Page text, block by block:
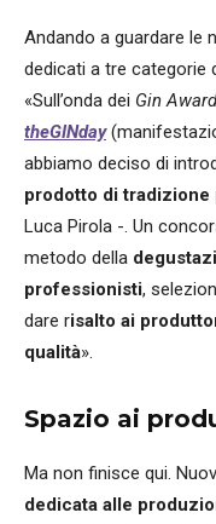
Andando a guardare le
dedicati a tre categorie
«Sull’onda dei Gin
theGINday
abbiamo deciso di
prodotto di tradizione
Luca Pirola -. Un
metodo della
professionisti,
dare risalto ai
qualità».
Spazio ai
Ma non finisce qui.
dedicata alle